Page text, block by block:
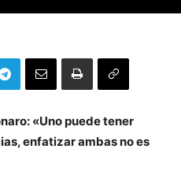
«Uno puede tener
enfatizar ambas no es